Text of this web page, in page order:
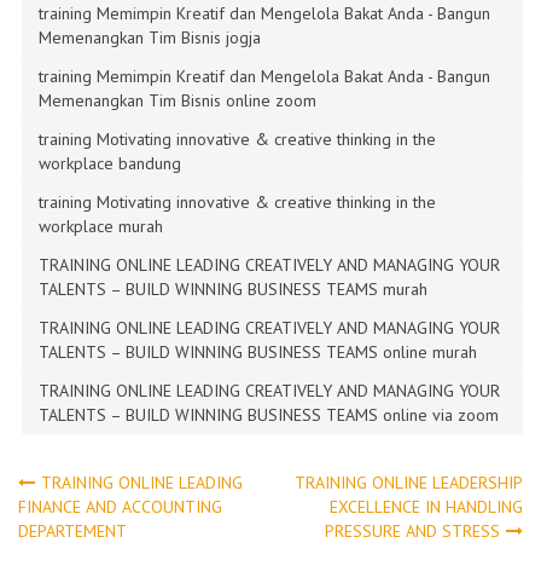
training Memimpin Kreatif dan Mengelola Bakat Anda - Bangun
Memenangkan Tim Bisnis jogja
training Memimpin Kreatif dan Mengelola Bakat Anda - Bangun
Memenangkan Tim Bisnis online zoom
training Motivating innovative & creative thinking in the
workplace bandung
training Motivating innovative & creative thinking in the
workplace murah
TRAINING ONLINE LEADING CREATIVELY AND MANAGING YOUR
TALENTS – BUILD WINNING BUSINESS TEAMS murah
TRAINING ONLINE LEADING CREATIVELY AND MANAGING YOUR
TALENTS – BUILD WINNING BUSINESS TEAMS online murah
TRAINING ONLINE LEADING CREATIVELY AND MANAGING YOUR
TALENTS – BUILD WINNING BUSINESS TEAMS online via zoom
Post
navigation
TRAINING ONLINE LEADING
FINANCE AND ACCOUNTING
DEPARTEMENT
TRAINING ONLINE LEADERSHIP
EXCELLENCE IN HANDLING
PRESSURE AND STRESS